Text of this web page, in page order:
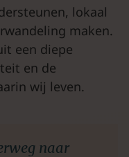
lokaal
maken.
een diepe
en de
wij leven.
naar